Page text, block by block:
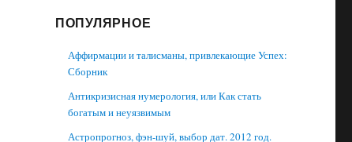
ПОПУЛЯРНОЕ
Аффирмации и талисманы, привлекающие Успех:
Сборник
Антикризисная нумерология, или Как стать
богатым и неуязвимым
Астропрогноз, фэн-шуй, выбор дат. 2012 год.